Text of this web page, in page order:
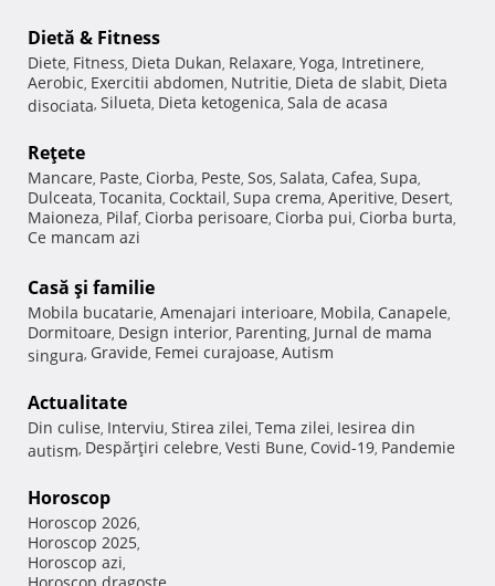
Dietă & Fitness
Diete, Fitness, Dieta Dukan, Relaxare, Yoga, Intretinere,
Aerobic, Exercitii abdomen, Nutritie, Dieta de slabit, Dieta
disociata, Silueta, Dieta ketogenica, Sala de acasa
Reţete
Mancare, Paste, Ciorba, Peste, Sos, Salata, Cafea, Supa,
Dulceata, Tocanita, Cocktail, Supa crema, Aperitive, Desert,
Maioneza, Pilaf, Ciorba perisoare, Ciorba pui, Ciorba burta,
Ce mancam azi
Casă şi familie
Mobila bucatarie, Amenajari interioare, Mobila, Canapele,
Dormitoare, Design interior, Parenting, Jurnal de mama
singura, Gravide, Femei curajoase, Autism
Actualitate
Din culise, Interviu, Stirea zilei, Tema zilei, Iesirea din
autism, Despărţiri celebre, Vesti Bune, Covid-19, Pandemie
Horoscop
Horoscop 2026,
Horoscop 2025,
Horoscop azi,